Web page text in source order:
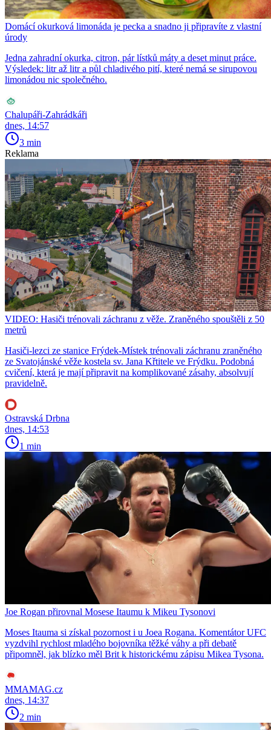
Domácí okurková limonáda je pecka a snadno ji připravíte z vlastní
úrody
Jedna zahradní okurka, citron, pár lístků máty a deset minut práce.
Výsledek: litr až litr a půl chladivého pití, které nemá se sirupovou
limonádou nic společného.
Chalupáři-Zahrádkáři
dnes, 14:57
3 min
Reklama
VIDEO: Hasiči trénovali záchranu z věže. Zraněného spouštěli z 50
metrů
Hasiči-lezci ze stanice Frýdek-Místek trénovali záchranu zraněného
ze Svatojánské věže kostela sv. Jana Křtitele ve Frýdku. Podobná
cvičení, která je mají připravit na komplikované zásahy, absolvují
pravidelně.
Ostravská Drbna
dnes, 14:53
1 min
Joe Rogan přirovnal Mosese Itaumu k Mikeu Tysonovi
Moses Itauma si získal pozornost i u Joea Rogana. Komentátor UFC
vyzdvihl rychlost mladého bojovníka těžké váhy a při debatě
připomněl, jak blízko měl Brit k historickému zápisu Mikea Tysona.
MMAMAG.cz
dnes, 14:37
2 min